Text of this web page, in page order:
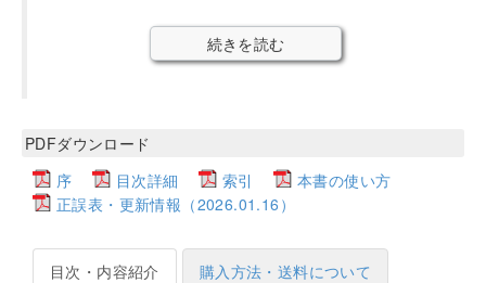
続きを読む
PDFダウンロード
序
目次詳細 索引
本書の使い方
正誤表・更新情報（2026.01.16）
目次・内容紹介 購入方法・送料について